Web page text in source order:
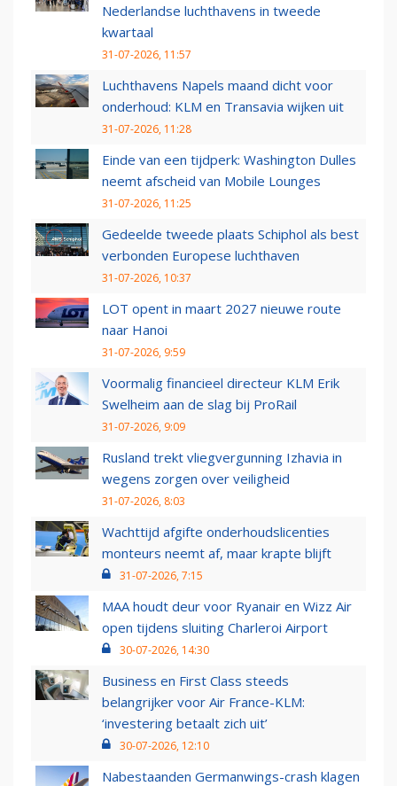
Nederlandse luchthavens in tweede
kwartaal
31-07-2026, 11:57
Luchthavens Napels maand dicht voor
onderhoud: KLM en Transavia wijken uit
31-07-2026, 11:28
Einde van een tijdperk: Washington Dulles
neemt afscheid van Mobile Lounges
31-07-2026, 11:25
Gedeelde tweede plaats Schiphol als best
verbonden Europese luchthaven
31-07-2026, 10:37
LOT opent in maart 2027 nieuwe route
naar Hanoi
31-07-2026, 9:59
Voormalig financieel directeur KLM Erik
Swelheim aan de slag bij ProRail
31-07-2026, 9:09
Rusland trekt vliegvergunning Izhavia in
wegens zorgen over veiligheid
31-07-2026, 8:03
Wachttijd afgifte onderhoudslicenties
monteurs neemt af, maar krapte blijft
31-07-2026, 7:15
MAA houdt deur voor Ryanair en Wizz Air
open tijdens sluiting Charleroi Airport
30-07-2026, 14:30
Business en First Class steeds
belangrijker voor Air France-KLM:
‘investering betaalt zich uit’
30-07-2026, 12:10
Nabestaanden Germanwings-crash klagen